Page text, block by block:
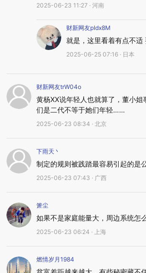
2025-06-23 11:27 · 河南
财新网友pIdx8M
就是，这里看着有点不适
2025-06-25 07:16 · 日本
财新网友trW04o
黄杨XX说年轻人也就算了，董小
们是二代不等于她们年轻……
2025-06-23 08:34 · 北京
下雨天丶
制定的规则被践踏最容易引起的是
2025-06-23 07:43 · 广西
箫尘
如果不是家庭能量大，周边系统怎
2025-06-23 06:24 · 上海
燃情岁月1984